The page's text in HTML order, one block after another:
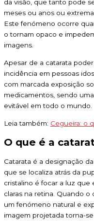
da visão, que tanto pode
meses ou anos ou
Este fenómeno ocorre
o tornam opaco e
imagens.
Apesar de a catarata
incidência em pessoas
com marcada exposição
medicamentos, sendo
evitável em todo o mundo.
Leia também: Cegueira: o
O que é a
Catarata é a designação
que se localiza atrás da
cristalino é focar a luz que
claras na retina. Quando
um fenómeno natural e
imagem projetada torna-